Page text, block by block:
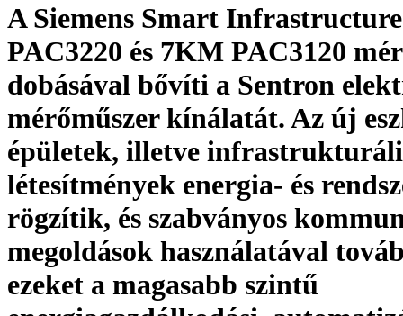
A Siemens Smart
PAC3220 és 7KM PAC3120
dobásával bővíti a Sentron
mérőműszer kínálatát. Az új
épületek, illetve
létesítmények energia- és
rögzítik, és szabványos
megoldások használatával
ezeket a magasabb szintű